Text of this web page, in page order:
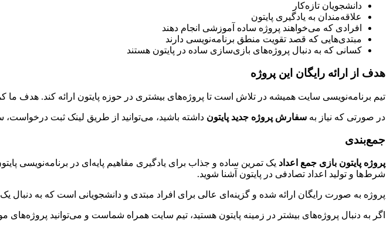
دانشجویان تازه‌کار
علاقه‌مندان به یادگیری پایتون
افرادی که می‌خواهند پروژه ساده آموزشی انجام دهند
مبتدی‌هایی که قصد تقویت منطق برنامه‌نویسی دارند
کسانی که به دنبال پروژه‌های بازی‌سازی ساده در پایتون هستند
هدف از ارائه رایگان این پروژه
تیم برنامه‌نویسی سایت همیشه در تلاش است تا پروژه‌های بیشتری در حوزه پایتون ارائه کند. هدف
در صورتی که نیاز به سفارش پروژه جدید پایتون داشته باشید، می‌توانید از طریق لینک ثبت
جمع‌بندی
پروژه پایتون بازی جمع اعداد یک تمرین ساده و جذاب برای یادگیری مفاهیم پایه‌ای در برنامه‌نویسی
شرط‌ها و تولید اعداد تصادفی در پایتون آشنا شوید.
پروژه به صورت رایگان ارائه شده و گزینه‌ای عالی برای افراد مبتدی و دانشجویانی است که به دنبال یک
اگر به دنبال پروژه‌های بیشتر در زمینه پایتون هستید، تیم سایت همراه شماست و می‌توانید پروژه‌های